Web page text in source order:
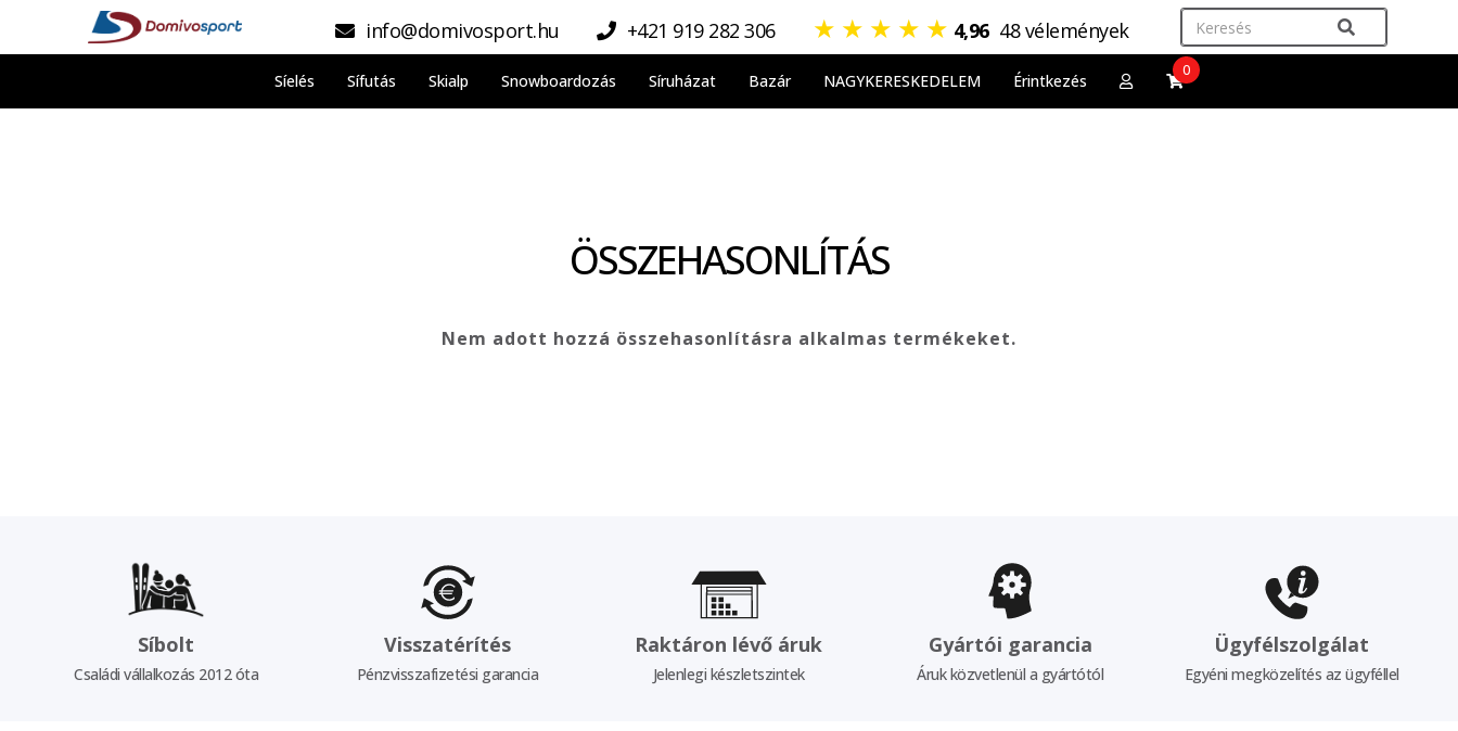
info@domivosport.hu +421 919 282 306 ★ ★ ★ ★ ★ 4,96 48 vélemények
Síelés Sífutás Skialp Snowboardozás Síruházat Bazár NAGYKERESKEDELEM Érintkezés
0
ÖSSZEHASONLÍTÁS
Nem adott hozzá összehasonlításra alkalmas termékeket.
Síbolt
Családi vállalkozás 2012 óta
Visszatérítés
Pénzvisszafizetési garancia
Raktáron lévő áruk
Jelenlegi készletszintek
Gyártói garancia
Áruk közvetlenül a gyártótól
Ügyfélszolgálat
Egyéni megközelítés az ügyféllel